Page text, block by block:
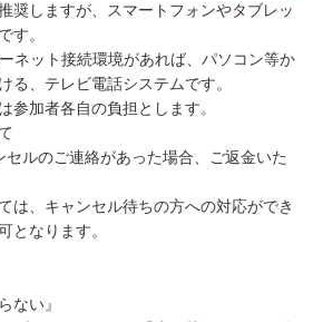
奨しますが、スマートフォンやタブレッ
す。
ネット接続環境があれば、パソコン等か
る、テレビ電話システムです。
参加者各自の負担とします。
セルのご連絡があった場合、ご返金いた
は、キャンセル待ちの方への対応ができ
となります。
ない』